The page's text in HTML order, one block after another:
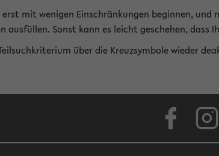
mit wenigen Einschränkungen beginnen, und
ausfüllen. Sonst kann es leicht geschehen, dass
über die Kreuzsymbole wieder